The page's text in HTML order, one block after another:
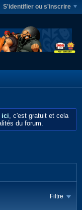
S'identifier ou s'inscrire
ici, c'est gratuit et cela
du forum.
Filtre